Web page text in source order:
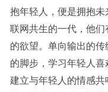
抱年轻人，便是拥抱
联网共生的一代，他
的欲望。单向输出的传
的脚步，学习年轻人喜
建立与年轻人的情感